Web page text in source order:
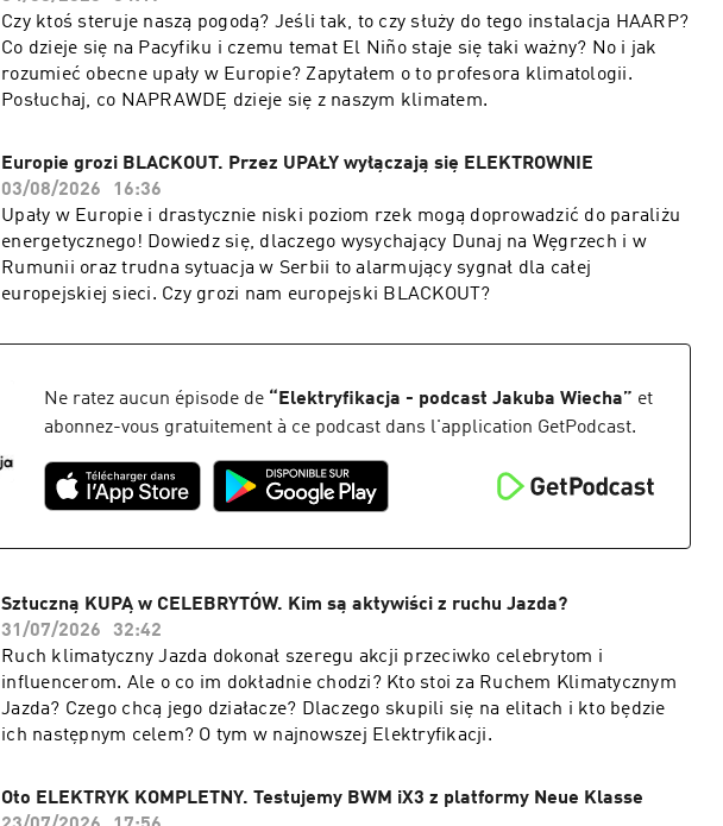
Czy ktoś steruje naszą pogodą? Jeśli tak, to czy służy do tego instalacja HAARP?
Co dzieje się na Pacyfiku i czemu temat El Niño staje się taki ważny? No i jak
rozumieć obecne upały w Europie? Zapytałem o to profesora klimatologii.
Posłuchaj, co NAPRAWDĘ dzieje się z naszym klimatem.
Europie grozi BLACKOUT. Przez UPAŁY wyłączają się ELEKTROWNIE
03/08/2026
16:36
Upały w Europie i drastycznie niski poziom rzek mogą doprowadzić do paraliżu
energetycznego! Dowiedz się, dlaczego wysychający Dunaj na Węgrzech i w
Rumunii oraz trudna sytuacja w Serbii to alarmujący sygnał dla całej
europejskiej sieci. Czy grozi nam europejski BLACKOUT?
Ne ratez aucun épisode de “ Elektryfikacja - podcast Jakuba Wiecha” et
abonnez-vous gratuitement à ce podcast dans l'application GetPodcast.
Sztuczną KUPĄ w CELEBRYTÓW. Kim są aktywiści z ruchu Jazda?
31/07/2026
32:42
Ruch klimatyczny Jazda dokonał szeregu akcji przeciwko celebrytom i
influencerom. Ale o co im dokładnie chodzi? Kto stoi za Ruchem Klimatycznym
Jazda? Czego chcą jego działacze? Dlaczego skupili się na elitach i kto będzie
ich następnym celem? O tym w najnowszej Elektryfikacji.
Oto ELEKTRYK KOMPLETNY. Testujemy BWM iX3 z platformy Neue Klasse